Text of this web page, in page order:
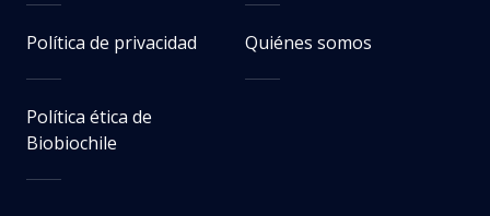
Política de privacidad Quiénes somos
Política ética de
Biobiochile